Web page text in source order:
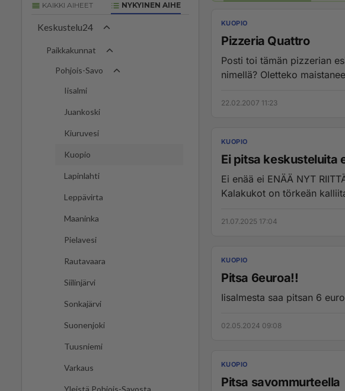
KAIKKI AIHEET NYKYINEN AIHE
Keskustelu24
Paikkakunnat
Pohjois-Savo
Iisalmi
Juankoski
Kiuruvesi
Kuopio
Lapinlahti
Leppävirta
Maaninka
Pielavesi
Rautavaara
Siilinjärvi
Sonkajärvi
Suonenjoki
Tuusniemi
Varkaus
KUOPIO
Pizzeria Quattro
Posti toi tämän pizzerian
nimellä? Oletteko
22.02.2007 11:23
KUOPIO
Ei pitsa keskusteluita
Ei enää ei ENÄÄ NYT
Kalakukot on törkeän
21.07.2025 17:04
KUOPIO
Pitsa 6euroa!!
Iisalmesta saa pitsan 6
02.05.2024 09:08
KUOPIO
Pitsa savommurteella